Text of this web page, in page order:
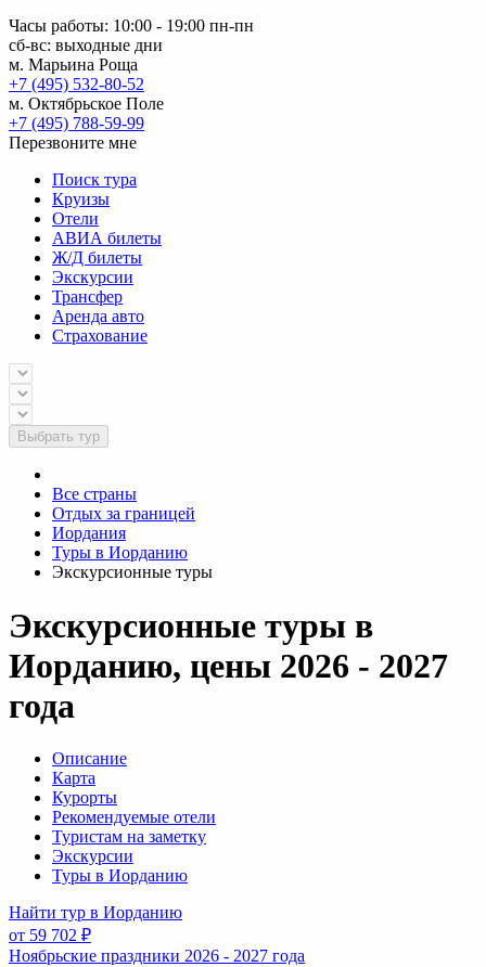
Часы работы: 10:00 - 19:00 пн-пн
сб-вс: выходные дни
м. Марьина Роща
+7 (495) 532-80-52
м. Октябрьское Поле
+7 (495) 788-59-99
Перезвоните мне
Поиск тура
Круизы
Отели
АВИА билеты
Ж/Д билеты
Экскурсии
Трансфер
Аренда авто
Страхование
Выбрать тур
Все страны
Отдых за границей
Иордания
Туры в Иорданию
Экскурсионные туры
Экскурсионные туры в
Иорданию, цены 2026 - 2027
года
Описание
Карта
Курорты
Рекомендуемые отели
Туристам на заметку
Экскурсии
Туры в Иорданию
Найти тур в Иорданию
от 59 702 ₽
Ноябрьские праздники 2026 - 2027 года